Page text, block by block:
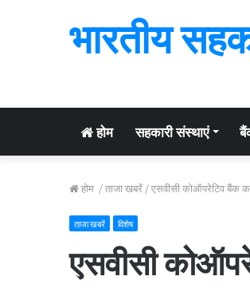
भारतीय
होम सहकारी संस्थाएं
होम /ताजा खबरें /एसवीसी कोऑपरेटिव बैंक
ताजा खबरें विशेष
एसवीसी